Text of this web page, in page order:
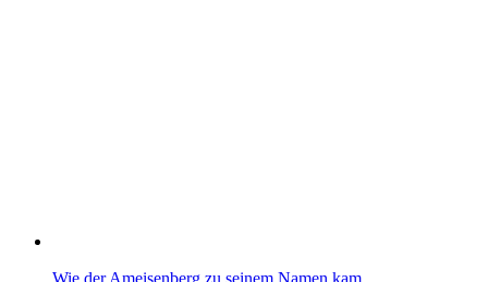
Wie der Ameisenberg zu seinem Namen kam